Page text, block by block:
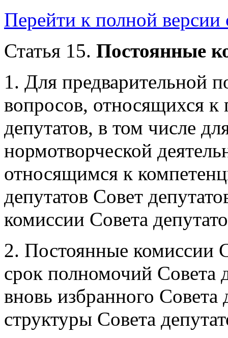
Перейти к полной версии
Статья 15. Постоянные
1. Для предварительной
вопросов, относящихся
депутатов, в том числе
нормотворческой
относящимся к
депутатов Совет
комиссии Совета
2. Постоянные комиссии
срок полномочий Совета
вновь избранного Совета
структуры Совета